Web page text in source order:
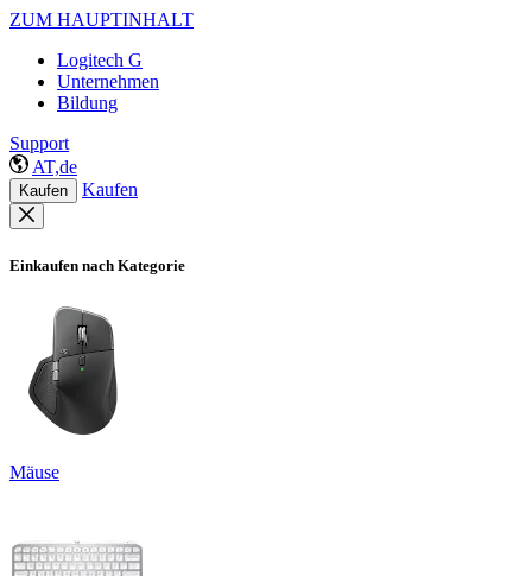
ZUM HAUPTINHALT
Logitech G
Unternehmen
Bildung
Support
AT,de
Kaufen Kaufen
Einkaufen nach Kategorie
Mäuse